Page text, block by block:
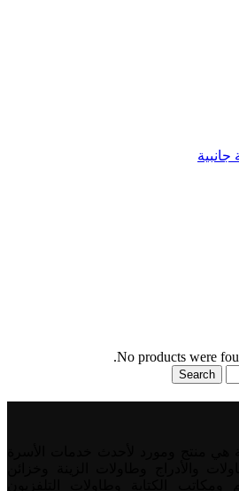
No products were
Search